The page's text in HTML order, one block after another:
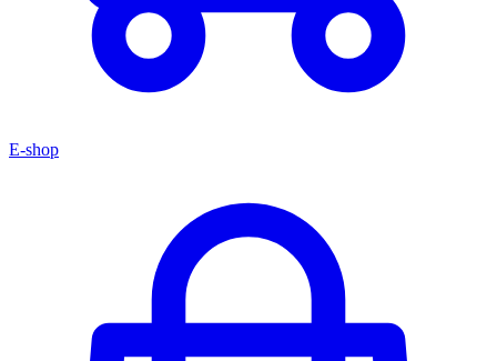
E-shop